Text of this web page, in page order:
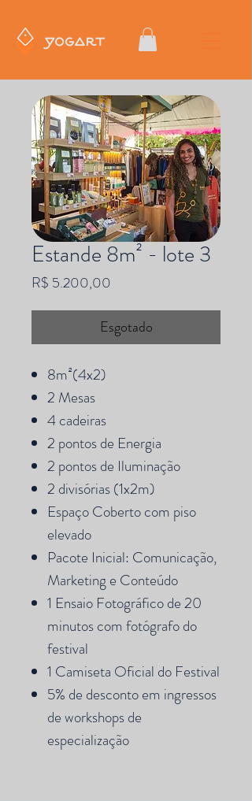
Estande 8m² - lote 3
R$ 5.200,00
Esgotado
8m²(4x2)
2 Mesas
4 cadeiras
2 pontos de Energia
2 pontos de Iluminação
2 divisórias (1x2m)
Espaço Coberto com piso
elevado
Pacote Inicial: Comunicação,
Marketing e Conteúdo
1 Ensaio Fotográfico de 20
minutos com fotógrafo do
festival
1 Camiseta Oficial do Festival
5% de desconto em ingressos
de workshops de
especialização